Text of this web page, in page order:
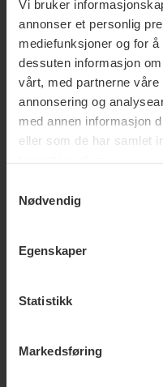
Vi bruker
annonser et personlig
mediefunksjoner og for
dessuten informasjon
vårt, med partnerne våre
annonsering og
med annen informasjon
eller som de har samlet
Nødvendig
Egenskaper
Statistikk
Markedsføring
Molift Assist
Sikkerhetsstropp med en